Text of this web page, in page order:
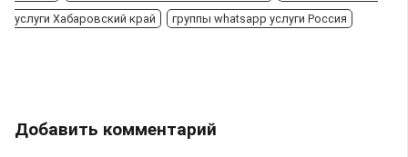
услуги Хабаровский край
группы whatsapp услуги Россия
Добавить комментарий